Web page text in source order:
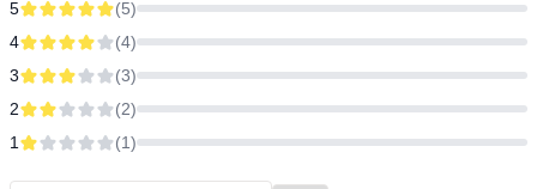
5 (5)
4
(4)
3
(3)
2
(2)
1
(1)